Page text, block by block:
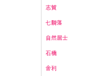
志賀
七騎落
自然居士
石橋
舎利